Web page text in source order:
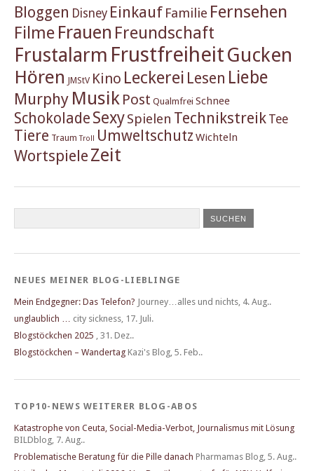
Bloggen Disney Einkauf Familie Fernsehen
Filme Frauen Freundschaft
Frustalarm FrustfreiheitGucken
Hören JMStV Kino Leckerei Lesen Liebe
Murphy Musik Post Qualmfrei Schnee
Schokolade SexySpielen Technikstreik Tee
Tiere Traum Troll Umweltschutz Wichteln
Wortspiele Zeit
NEUES MEINER BLOG-LIEBLINGE
Mein Endgegner: Das Telefon? Journey…alles und nichts 4. Aug..
unglaublich …
city sickness 17. Juli.
Blogstöckchen 2025
31. Dez..
Blogstöckchen – Wandertag Kazi's Blog 5. Feb..
TOP10-NEWS WEITERER BLOG-ABOS
Katastrophe von Ceuta, Social-Media-Verbot, Journalismus mit Lösung
BILDblog 7. Aug..
Problematische Beratung für die Pille danach Pharmamas Blog 5. Aug..